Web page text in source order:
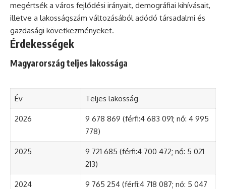
megértsék a város fejlődési irányait, demográfiai kihívásait,
illetve a lakosságszám változásából adódó társadalmi és
gazdasági következményeket.
Érdekességek
Magyarország teljes lakossága
Év Teljes lakosság
2026
9 678 869 (férfi:4 683 091; nő: 4 995
778)
2025
9 721 685 (férfi:4 700 472; nő: 5 021
213)
2024
9 765 254 (férfi:4 718 087; nő: 5 047